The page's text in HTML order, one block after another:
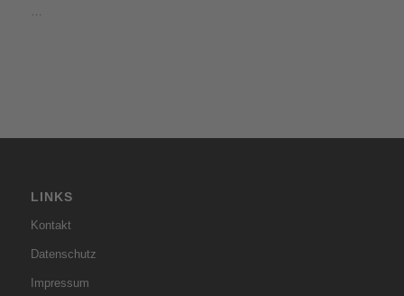
LINKS
Kontakt
Datenschutz
Impressum